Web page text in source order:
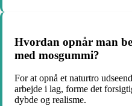
Hvordan opnår man
med mosgummi?
For at opnå et naturtro
arbejde i lag, forme det
dybde og realisme.